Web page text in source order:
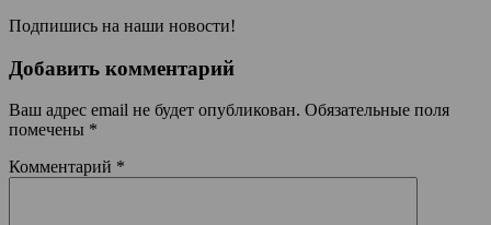
Подпишись на наши новости!
Добавить комментарий
Ваш адрес email не будет опубликован. Обязательные поля
помечены *
Комментарий *